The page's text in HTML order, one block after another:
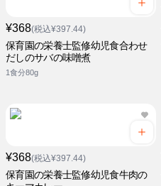
¥368(税込¥397.44)
保育園の栄養士監修幼児食合わせ
だしのサバの味噌煮
1食分80g
¥368(税込¥397.44)
保育園の栄養士監修幼児食牛肉の